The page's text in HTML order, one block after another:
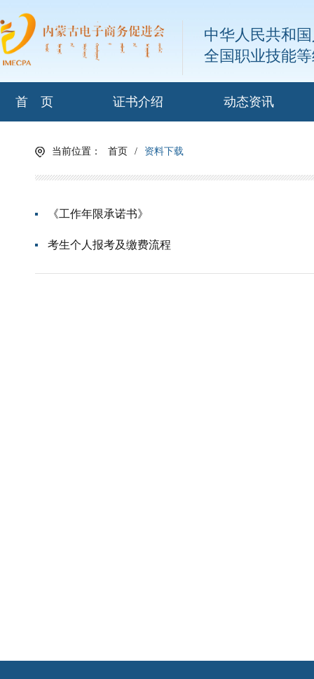
中华人民共和
全国职业技能
首 页 证书介绍 动态资讯
当前位置： 首页 / 资料下载
《工作年限承诺书》
考生个人报考及缴费流程